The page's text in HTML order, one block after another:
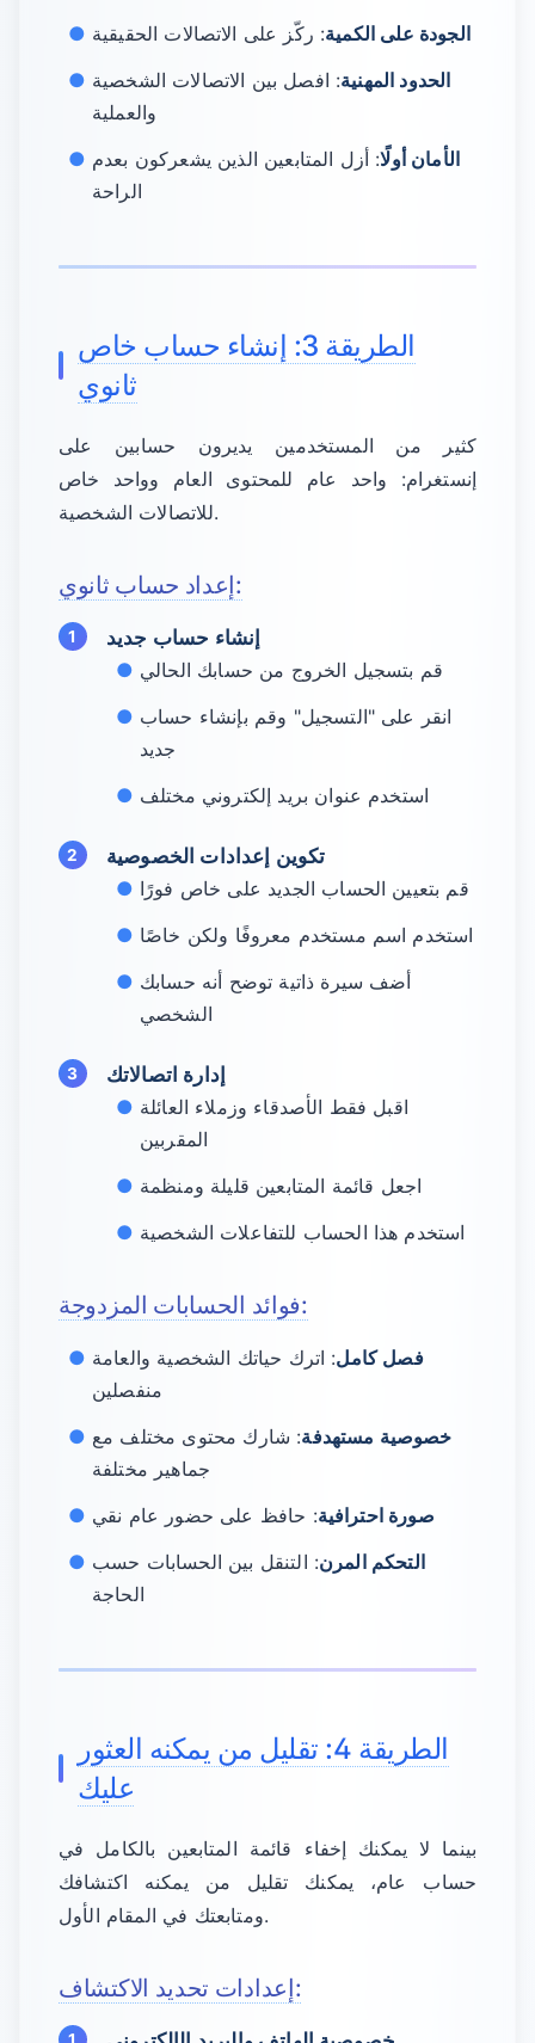
الجودة على الكمية: ركّز على الاتصالات الحقيقية
الحدود المهنية: افصل بين الاتصالات الشخصية
والعملية
الأمان أولًا: أزل المتابعين الذين يشعركون بعدم
الراحة
الطريقة 3: إنشاء حساب خاص
ثانوي
كثير من المستخدمين يديرون حسابين على
إنستغرام: واحد عام للمحتوى العام وواحد خاص
للاتصالات الشخصية.
إعداد حساب ثانوي:
إنشاء حساب جديد
قم بتسجيل الخروج من حسابك الحالي
انقر على "التسجيل" وقم بإنشاء حساب
جديد
استخدم عنوان بريد إلكتروني مختلف
تكوين إعدادات الخصوصية
قم بتعيين الحساب الجديد على خاص فورًا
استخدم اسم مستخدم معروفًا ولكن خاصًا
أضف سيرة ذاتية توضح أنه حسابك
الشخصي
إدارة اتصالاتك
اقبل فقط الأصدقاء وزملاء العائلة
المقربين
اجعل قائمة المتابعين قليلة ومنظمة
استخدم هذا الحساب للتفاعلات الشخصية
فوائد الحسابات المزدوجة:
فصل كامل: اترك حياتك الشخصية والعامة
منفصلين
خصوصية مستهدفة: شارك محتوى مختلف مع
جماهير مختلفة
صورة احترافية: حافظ على حضور عام نقي
التحكم المرن: التنقل بين الحسابات حسب
الحاجة
الطريقة 4: تقليل من يمكنه العثور
عليك
بينما لا يمكنك إخفاء قائمة المتابعين بالكامل في
حساب عام، يمكنك تقليل من يمكنه اكتشافك
ومتابعتك في المقام الأول.
إعدادات تحديد الاكتشاف: